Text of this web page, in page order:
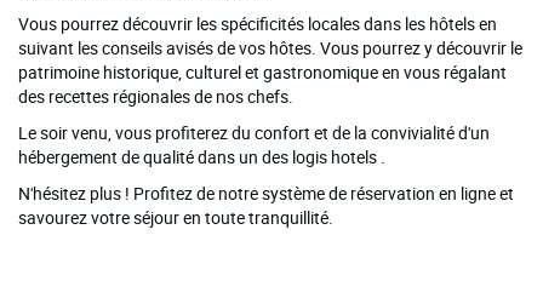
Vous pourrez découvrir les spécificités locales dans les hôtels en
suivant les conseils avisés de vos hôtes. Vous pourrez y découvrir le
patrimoine historique, culturel et gastronomique en vous régalant
des recettes régionales de nos chefs.
Le soir venu, vous profiterez du confort et de la convivialité d'un
hébergement de qualité dans un des logis hotels .
N'hésitez plus ! Profitez de notre système de réservation en ligne et
savourez votre séjour en toute tranquillité.